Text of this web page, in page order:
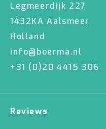
Legmeerdijk 227
1432KA Aalsmeer
Holland
info@boerma.nl
+31 (0)20 4415 306
Reviews